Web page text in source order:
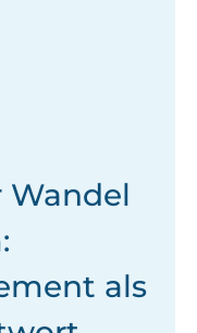
Wandel
als